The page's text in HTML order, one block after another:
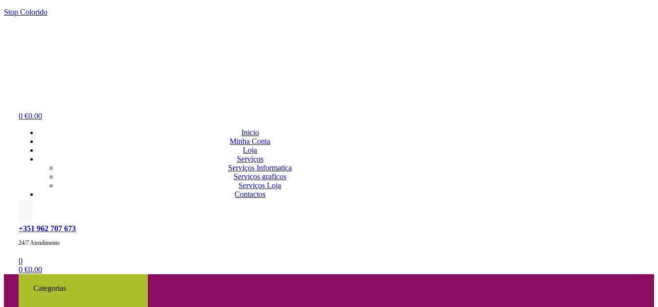
Stop Colorido
0 €0.00
Inicio
Minha Conta
Loja
Serviços
Serviços Informatica
Serviços graficos
Serviços Loja
Contactos
+351 962 707 673
24/7 Atendimento
0
0 €0.00
Categorias